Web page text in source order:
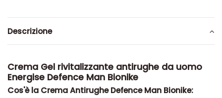
Descrizione
Crema Gel rivitalizzante antirughe da uomo
Energise Defence Man Bionike
Cos'è la Crema Antirughe Defence Man Bionike: